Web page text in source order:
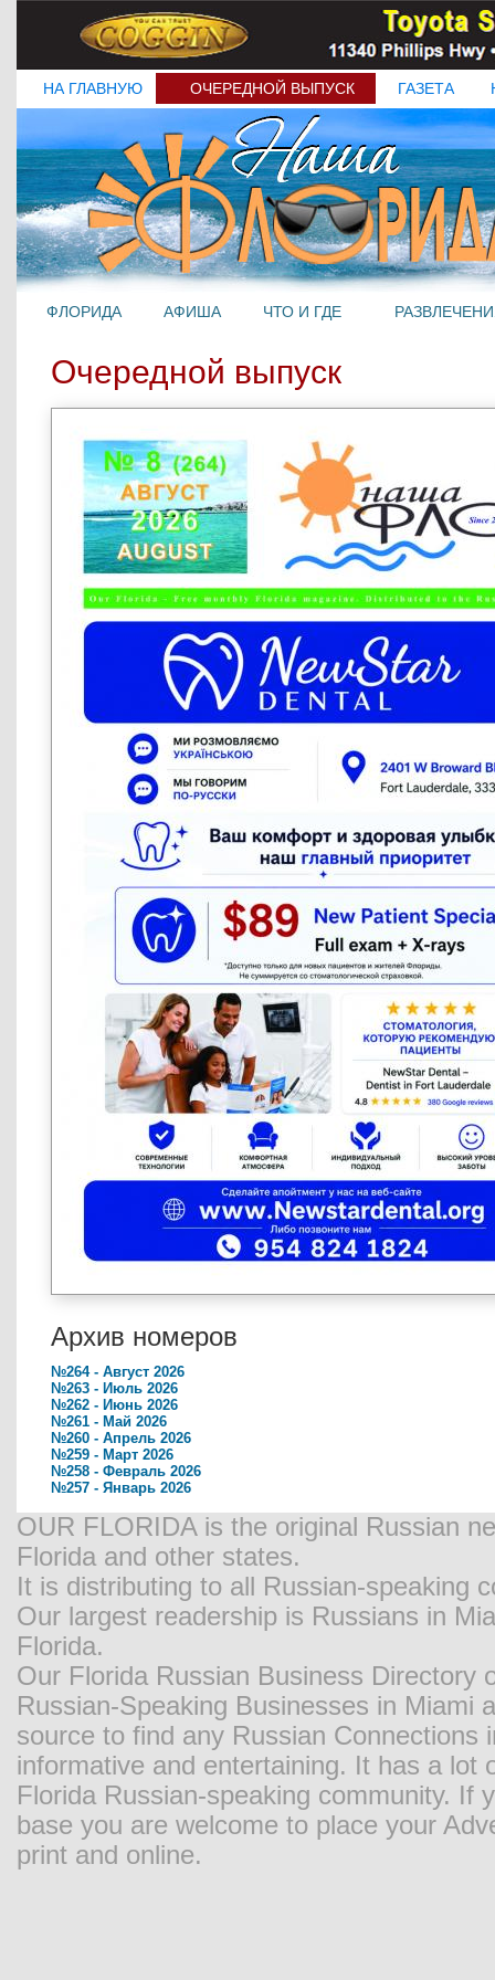
НА ГЛАВНУЮ ОЧЕРЕДНОЙ ВЫПУСК ГАЗЕТА
ФЛОРИДА АФИША ЧТО И ГДЕ
Очередной выпуск
Архив номеров
№264 - Август 2026
№263 - Июль 2026
№262 - Июнь 2026
№261 - Май 2026
№260 - Апрель 2026
№259 - Март 2026
№258 - Февраль 2026
№257 - Январь 2026
OUR FLORIDA is the original Russian
Florida and other states.
It is distributing to all Russian-speaking
Our largest readership is Russians in
Florida.
Our Florida Russian Business Directory
Russian-Speaking Businesses in Miami
source to find any Russian
informative and entertaining. It has a
Florida Russian-speaking community. If
base you are welcome to place your
print and online.